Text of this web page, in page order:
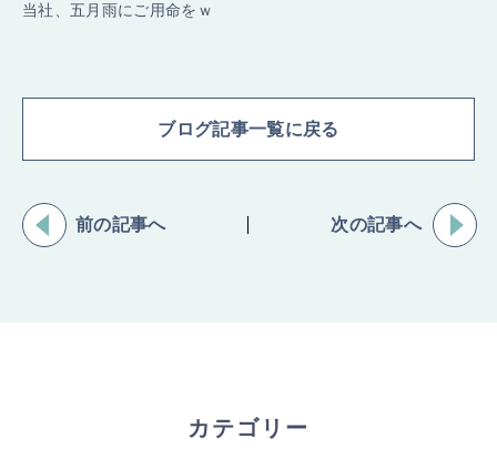
当社、五月雨にご用命をｗ
ブログ記事一覧に戻る
前の記事へ 次の記事へ
カテゴリー